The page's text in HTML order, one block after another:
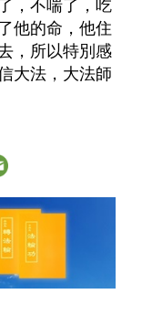
，不喘了，吃
他的命，他住
，所以特別感
大法，大法師